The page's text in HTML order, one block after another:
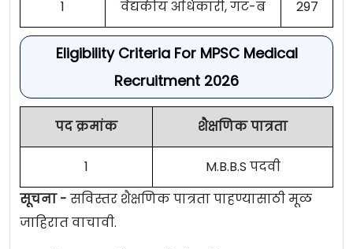
1 वैद्यकीय अधिकारी, गट-ब 297
Eligibility Criteria For MPSC Medical
Recruitment 2026
पद क्रमांक शैक्षणिक पात्रता
1
M.B.B.S पदवी
सूचना - सविस्तर शैक्षणिक पात्रता पाहण्यासाठी मूळ
जाहिरात वाचावी.